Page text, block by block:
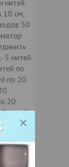
нитей
см,
50
5 нитей
по
по 20
20
нитей
5
5